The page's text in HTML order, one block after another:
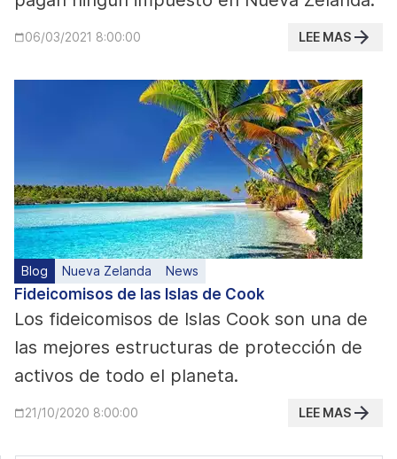
06/03/2021 8:00:00 LEE MAS
Blog Nueva Zelanda News
Fideicomisos de las Islas de Cook
Los fideicomisos de Islas Cook son una de
las mejores estructuras de protección de
activos de todo el planeta.
21/10/2020 8:00:00 LEE MAS